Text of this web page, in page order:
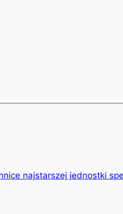
najstarszej jednostki